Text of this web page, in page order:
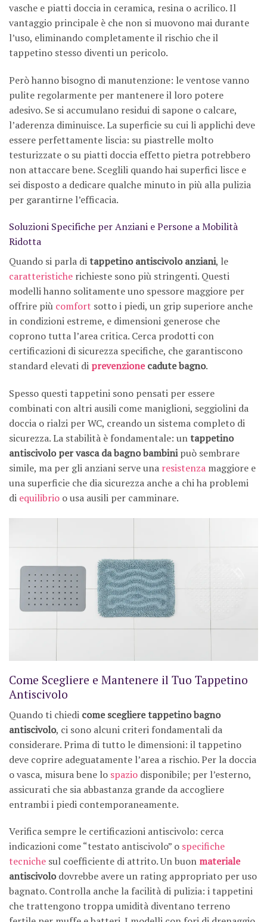
vasche e piatti doccia in ceramica, resina o acrilico. Il
vantaggio principale è che non si muovono mai durante
l’uso, eliminando completamente il rischio che il
tappetino stesso diventi un pericolo.
Però hanno bisogno di manutenzione: le ventose vanno
pulite regolarmente per mantenere il loro potere
adesivo. Se si accumulano residui di sapone o calcare,
l’aderenza diminuisce. La superficie su cui li applichi deve
essere perfettamente liscia: su piastrelle molto
testurizzate o su piatti doccia effetto pietra potrebbero
non attaccare bene. Sceglili quando hai superfici lisce e
sei disposto a dedicare qualche minuto in più alla pulizia
per garantirne l’efficacia.
Soluzioni Specifiche per Anziani e Persone a Mobilità
Ridotta
Quando si parla ditappetino antiscivolo anziani, le
caratteristiche richieste sono più stringenti. Questi
modelli hanno solitamente uno spessore maggiore per
offrire più comfort sotto i piedi, un grip superiore anche
in condizioni estreme, e dimensioni generose che
coprono tutta l’area critica. Cerca prodotti con
certificazioni di sicurezza specifiche, che garantiscono
standard elevati di prevenzionecadute bagno.
Spesso questi tappetini sono pensati per essere
combinati con altri ausili come maniglioni, seggiolini da
doccia o rialzi per WC, creando un sistema completo di
sicurezza. La stabilità è fondamentale: untappetino
antiscivolo per vasca da bagno bambinipuò sembrare
simile, ma per gli anziani serve una resistenza maggiore e
una superficie che dia sicurezza anche a chi ha problemi
di equilibrio o usa ausili per camminare.
Come Scegliere e Mantenere il Tuo Tappetino
Antiscivolo
Quando ti chiedi come scegliere tappetino bagno
antiscivolo, ci sono alcuni criteri fondamentali da
considerare. Prima di tutto le dimensioni: il tappetino
deve coprire adeguatamente l’area a rischio. Per la doccia
o vasca, misura bene lo spazio disponibile; per l’esterno,
assicurati che sia abbastanza grande da accogliere
entrambi i piedi contemporaneamente.
Verifica sempre le certificazioni antiscivolo: cerca
indicazioni come “testato antiscivolo” o specifiche
tecniche sul coefficiente di attrito. Un buon materiale
antiscivolodovrebbe avere un rating appropriato per uso
bagnato. Controlla anche la facilità di pulizia: i tappetini
che trattengono troppa umidità diventano terreno